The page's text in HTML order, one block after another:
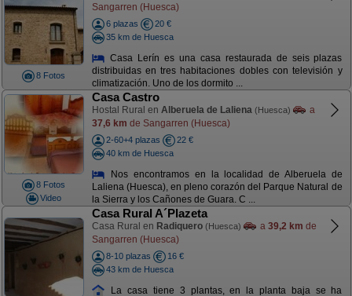
8 Fotos
Sangarren (Huesca)
6 plazas
20 €
35 km de Huesca
Casa Lerín es una casa restaurada de seis plazas
distribuidas en tres habitaciones dobles con televisión y
climatización. Uno de los dormito ...
8 Fotos
Video
Casa Castro
Hostal Rural en Alberuela de Laliena (Huesca)
a
37,6 km de Sangarren (Huesca)
2-60+4 plazas
22 €
40 km de Huesca
Nos encontramos en la localidad de Alberuela de
Laliena (Huesca), en pleno corazón del Parque Natural de
la Sierra y los Cañones de Guara. C ...
Casa Rural A´Plazeta
Casa Rural en Radiquero (Huesca) a 39,2 km de
Sangarren (Huesca)
8-10 plazas
16 €
43 km de Huesca
La casa tiene 3 plantas, en la planta baja se ha